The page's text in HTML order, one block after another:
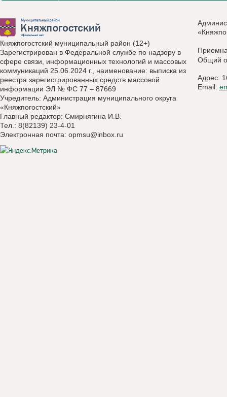
Княжпогостский муниципальный район (12+)
Зарегистрирован в Федеральной службе по надзору в
сфере связи, информационных технологий и массовых
коммуникаций 25.06.2024 г., наименование: выписка из
реестра зарегистрированных средств массовой
информации ЭЛ № ФС 77 – 87669
Учредитель: Администрация муниципального округа
«Княжпогостский»
Главный редактор: Смирнягина И.В.
Тел.: 8(82139) 23-4-01
Электронная почта: opmsu@inbox.ru
Общий
Адрес:
Email: